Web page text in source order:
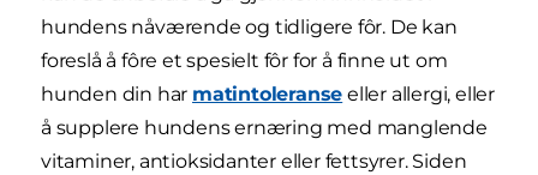
hundens nåværende og tidligere fôr. De kan
foreslå å fôre et spesielt fôr for å finne ut om
hunden din har matintoleranse eller allergi, eller
å supplere hundens ernæring med manglende
vitaminer, antioksidanter eller fettsyrer. Siden